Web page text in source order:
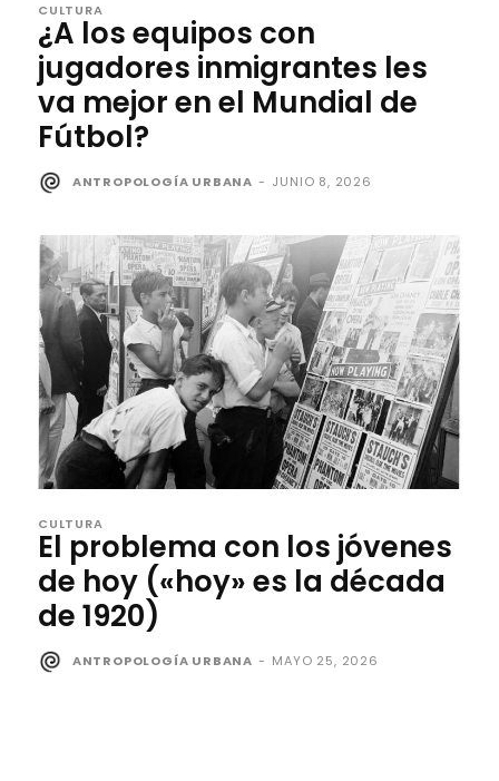
CULTURA
¿A los equipos con
jugadores inmigrantes les
va mejor en el Mundial de
Fútbol?
ANTROPOLOGÍA URBANA - JUNIO 8, 2026
CULTURA
El problema con los jóvenes
de hoy («hoy» es la década
de 1920)
ANTROPOLOGÍA URBANA - MAYO 25, 2026